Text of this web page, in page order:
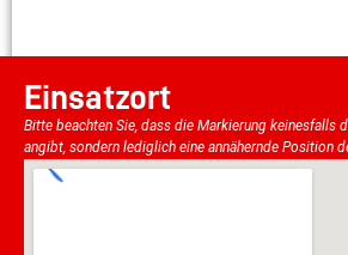
Einsatzort
Bitte beachten Sie, dass die Markierung keinesfalls
angibt, sondern lediglich eine annähernde Position